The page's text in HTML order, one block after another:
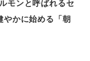
モンと呼ばれるセ
やかに始める「朝